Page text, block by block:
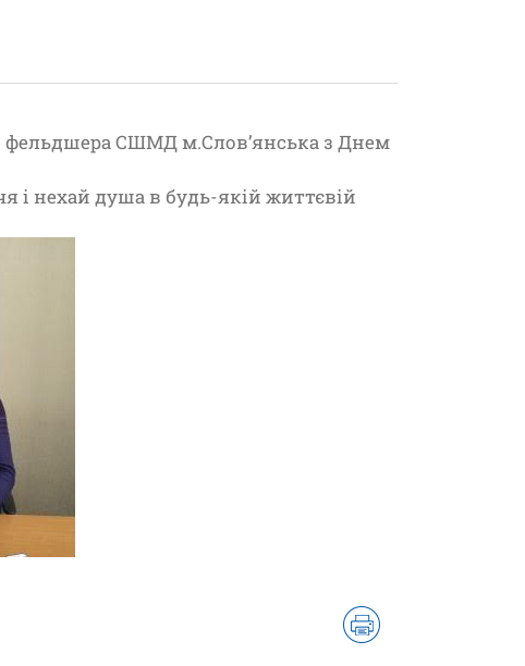
фельдшера СШМД м.Слов’янська з Днем
і нехай душа в будь-якій життєвій